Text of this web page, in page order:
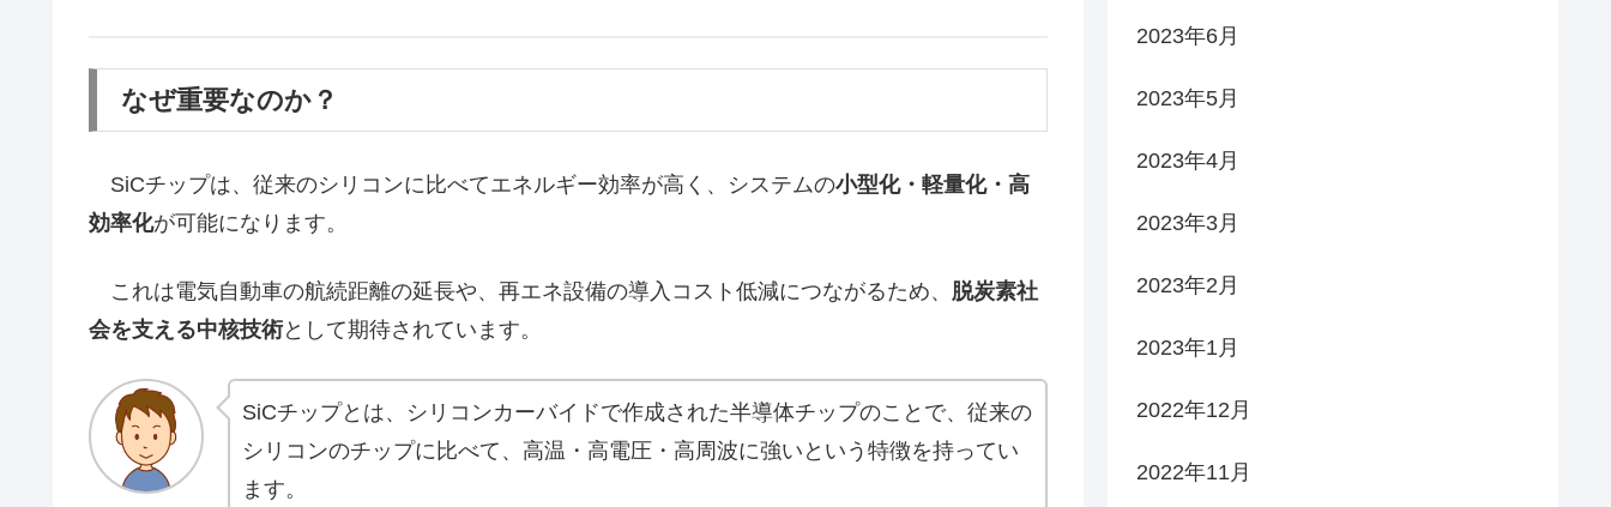
なぜ重要なのか？
SiCチップは、従来のシリコンに比べてエネルギー効率が高く、システムの小型化・軽量化・高
効率化が可能になります。
これは電気自動車の航続距離の延長や、再エネ設備の導入コスト低減につながるため、 脱炭素社
会を支える中核技術として期待されています。
SiCチップとは、シリコンカーバイドで作成された半導体チップのことで、従来の
シリコンのチップに比べて、高温・高電圧・高周波に強いという特徴を持ってい
ます。
2023年6月
2023年5月
2023年4月
2023年3月
2023年2月
2023年1月
2022年12月
2022年11月